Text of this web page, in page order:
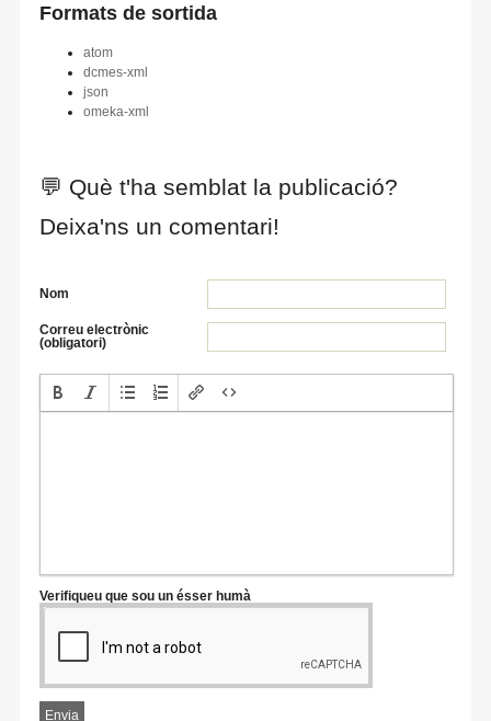
Formats de sortida
atom
dcmes-xml
json
omeka-xml
💬 Què t'ha semblat la publicació?
Deixa'ns un comentari!
Nom
Correu electrònic
(obligatori)
Verifiqueu que sou un ésser humà